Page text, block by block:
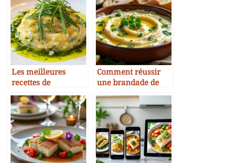
Les meilleures
recettes de
brandade revisitées
Comment réussir
une brandade de
morue crémeuse